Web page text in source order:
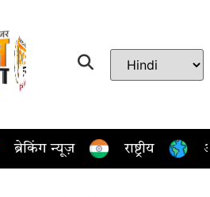
ब्रेकिंग न्यूज़ राष्ट्रीय